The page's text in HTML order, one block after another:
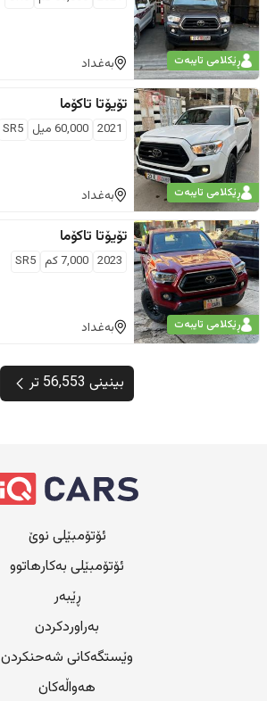
ڕێکلامی تایبەت بەغداد
ڕێکلامی تایبەت
تۆیۆتا تاکۆما
2021
60,000 ميل SR5
بەغداد
ڕێکلامی تایبەت
تۆیۆتا تاکۆما
2023
7,000كم SR5
بەغداد
بینینی 56,553 تر
ئۆتۆمبێلی نوێ
ئۆتۆمبێلی بەکارهاتوو
ڕێبەر
بەراوردکردن
وێستگەکانی شەحنکردن
هەواڵەکان